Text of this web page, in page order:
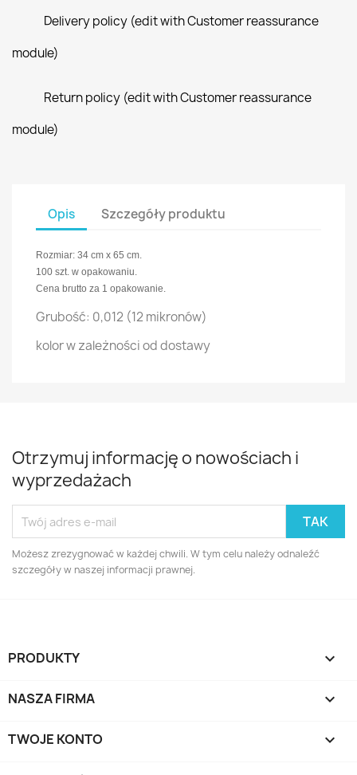
Delivery policy (edit with Customer reassurance
module)
Return policy (edit with Customer reassurance
module)
Opis Szczegóły produktu
Rozmiar: 34 cm x 65 cm.
100 szt. w opakowaniu.
Cena brutto za 1 opakowanie.
Grubość: 0,012 (12 mikronów)
kolor w zależności od dostawy
Otrzymuj informację o nowościach i
wyprzedażach
Możesz zrezygnować w każdej chwili. W tym celu należy odnaleźć
szczegóły w naszej informacji prawnej.
PRODUKTY 
NASZA FIRMA 
TWOJE KONTO 